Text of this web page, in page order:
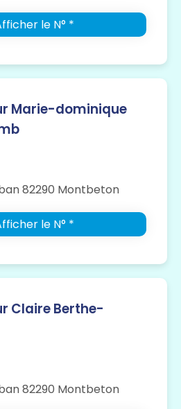
le N° *
Marie-dominique
82290 Montbeton
le N° *
Claire Berthe-
82290 Montbeton